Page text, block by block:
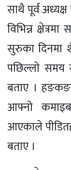
साथै पूर्व
विभिन्न
सुरुका दिनमा
पछिल्लो समय
बताए ।
आफ्नो
आएकाले
बताए ।